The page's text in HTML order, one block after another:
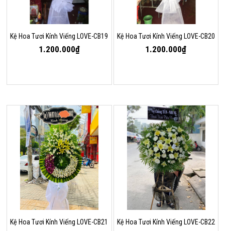
Kệ Hoa Tươi Kính Viếng LOVE-CB19
1.200.000₫
Kệ Hoa Tươi Kính Viếng LOVE-CB20
1.200.000₫
Kệ Hoa Tươi Kính Viếng LOVE-CB21 Kệ Hoa Tươi Kính Viếng LOVE-CB22